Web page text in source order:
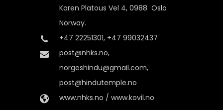
Karen Platous Vel 4, 0988 Oslo
Norway.
+47 22251301, +47 99032437
post@nhks.no,
norgeshindu@gmail.com,
post@hindutemple.no
www.nhks.no / www.kovil.no